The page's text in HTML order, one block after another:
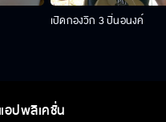
เปิดกองวิก 3 ปิ่นอนงค์
แอปพลิเคชั่น